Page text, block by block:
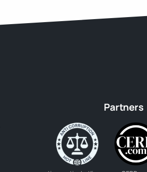
Partners